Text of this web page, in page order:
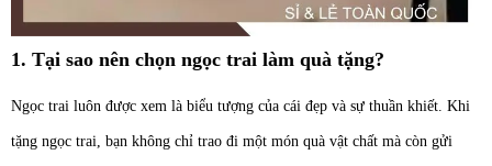
1. Tại sao nên chọn ngọc trai làm quà tặng?
Ngọc trai luôn được xem là biểu tượng của cái đẹp và sự thuần khiết. Khi
tặng ngọc trai, bạn không chỉ trao đi một món quà vật chất mà còn gửi